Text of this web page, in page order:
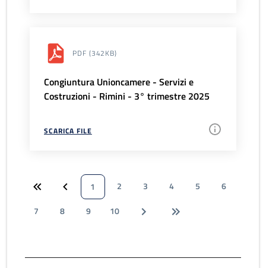
PDF (342KB)
Congiuntura Unioncamere - Servizi e
Costruzioni - Rimini - 3° trimestre 2025
SCARICA FILE
1 2 3 4 5
6
7
8 9 10